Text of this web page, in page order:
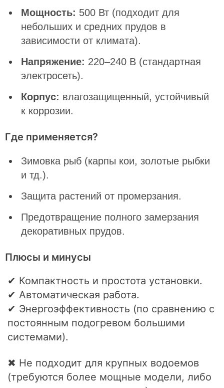
Мощность: 500 Вт (подходит для
небольших и средних прудов в
зависимости от климата).
Напряжение: 220–240 В (стандартная
электросеть).
Корпус: влагозащищенный, устойчивый
к коррозии.
Где применяется?
Зимовка рыб (карпы кои, золотые рыбки
и тд.).
Защита растений от промерзания.
Предотвращение полного замерзания
декоративных прудов.
Плюсы и минусы
✔ Компактность и простота установки.
✔ Автоматическая работа.
✔ Энергоэффективность (по сравнению с
постоянным подогревом большими
системами).
✖ Не подходит для крупных водоемов
(требуются более мощные модели, либо